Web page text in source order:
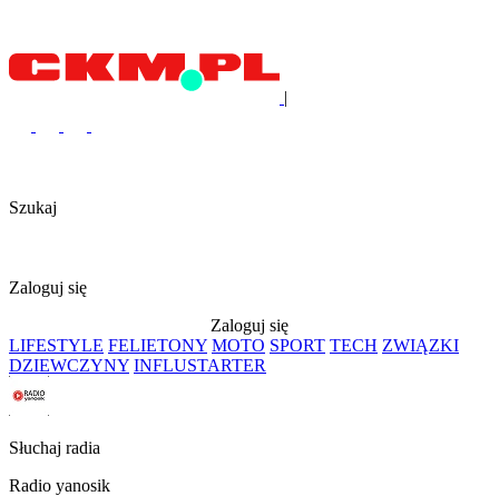
|
Szukaj
Zaloguj się
Zaloguj się
LIFESTYLE FELIETONY MOTO SPORT TECH ZWIĄZKI
DZIEWCZYNY INFLUSTARTER
Słuchaj radia
Radio yanosik